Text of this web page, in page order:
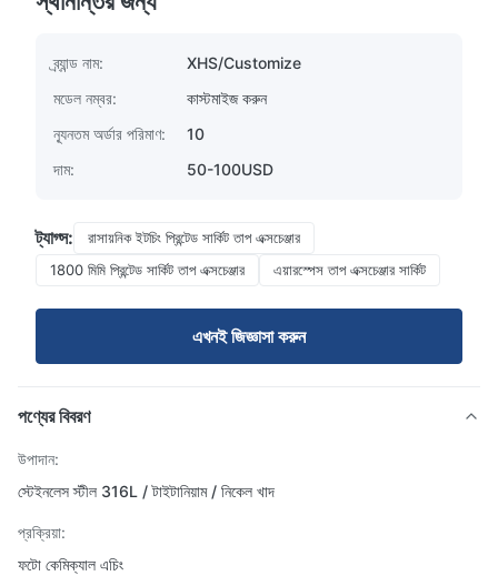
ব্র্যান্ড নাম:
XHS/Customize
মডেল নম্বর:
কাস্টমাইজ করুন
ন্যূনতম অর্ডার পরিমাণ:
10
দাম:
50-100USD
ট্যাগ্স:
রাসায়নিক ইটচিং প্রিন্টেড সার্কিট তাপ এক্সচেঞ্জার
1800 মিমি প্রিন্টেড সার্কিট তাপ এক্সচেঞ্জার
এয়ারস্পেস তাপ এক্সচেঞ্জার সার্কিট
এখনই জিজ্ঞাসা করুন
পণ্যের বিবরণ
উপাদান:
স্টেইনলেস স্টীল 316L / টাইটানিয়াম / নিকেল খাদ
প্রক্রিয়া:
ফটো কেমিক্যাল এচিং